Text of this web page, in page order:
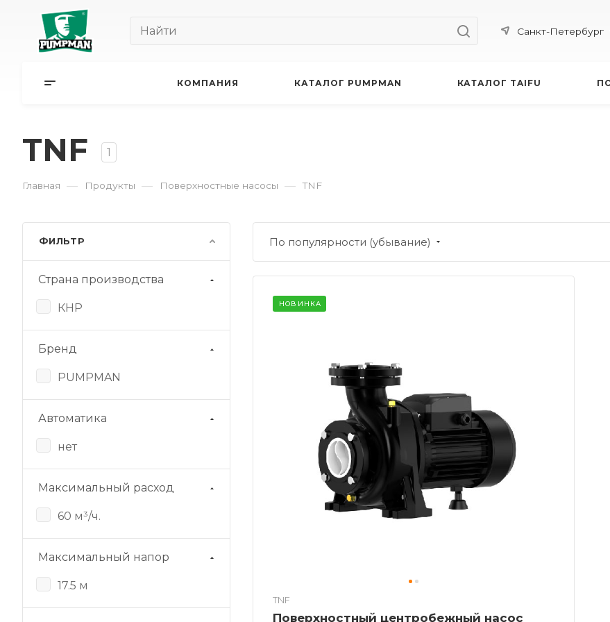
Санкт-Петербург
КОМПАНИЯ КАТАЛОГ PUMPMAN КАТАЛОГ TAIFU
TNF 1
Главная — Продукты — Поверхностные насосы — TNF
По популярности (убывание)
НОВИНКА
TNF
Поверхностный центробежный насос
ФИЛЬТР
Страна производства
КНР
Бренд
PUMPMAN
Автоматика
нет
Максимальный расход
60 м³/ч.
Максимальный напор
17.5 м